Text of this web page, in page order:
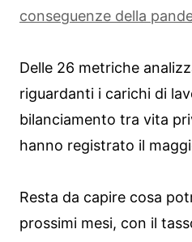
conseguenze della
Delle 26 metriche
riguardanti i carichi di
bilanciamento tra vita
hanno registrato il
Resta da capire cosa
prossimi mesi, con il